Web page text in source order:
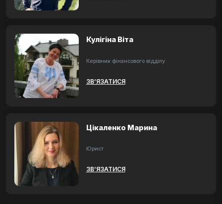
Кулігіна Віта
Керівник фінансового відділу
ЗВ’ЯЗАТИСЯ
Цікаленко Марина
Юрист
ЗВ’ЯЗАТИСЯ